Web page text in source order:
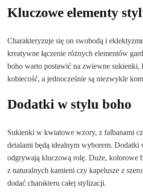
Kluczowe elementy
Charakteryzuje się on swobodą i
kreatywne łączenie różnych elementów
boho warto postawić na zwiewne sukienki,
kobiecość, a jednocześnie są niezwykle
Dodatki w stylu boho
Sukienki w kwiatowe wzory, z falbanami
detalami będą idealnym wyborem. Dodatki
odgrywają kluczową rolę. Duże, kolorowe
z naturalnych kamieni czy kapelusze z
dodać charakteru całej stylizacji.